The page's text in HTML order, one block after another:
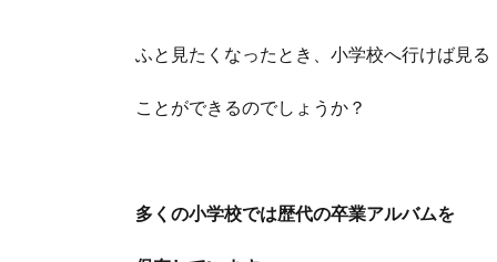
ふと見たくなったとき、小学校へ行けば見る
ことができるのでしょうか？
多くの小学校では歴代の卒業アルバムを